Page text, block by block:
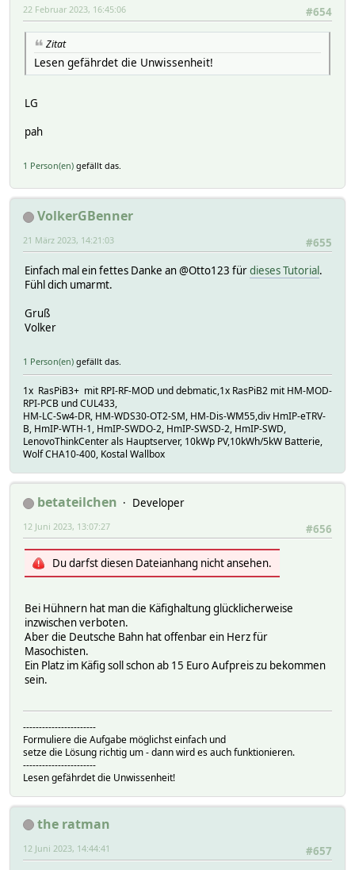
#654
22 Februar 2023, 16:45:06
Zitat
Lesen gefährdet die Unwissenheit!
LG
pah
1 Person(en) gefällt das.
VolkerGBenner
#655
21 März 2023, 14:21:03
Einfach mal ein fettes Danke an @Otto123 fürdieses Tutorial.
Fühl dich umarmt.
Gruß
Volker
1 Person(en) gefällt das.
1x RasPiB3+ mit RPI-RF-MOD und debmatic,1x RasPiB2 mit HM-MOD-
RPI-PCB und CUL433,
HM-LC-Sw4-DR, HM-WDS30-OT2-SM, HM-Dis-WM55,div HmIP-eTRV-
B, HmIP-WTH-1, HmIP-SWDO-2, HmIP-SWSD-2, HmIP-SWD,
LenovoThinkCenter als Hauptserver, 10kWp PV,10kWh/5kW Batterie,
Wolf CHA10-400, Kostal Wallbox
betateilchen
Developer
#656
12 Juni 2023, 13:07:27
Du darfst diesen Dateianhang nicht ansehen.
Bei Hühnern hat man die Käfighaltung glücklicherweise
inzwischen verboten.
Aber die Deutsche Bahn hat offenbar ein Herz für
Masochisten.
Ein Platz im Käfig soll schon ab 15 Euro Aufpreis zu bekommen
sein.
-----------------------
Formuliere die Aufgabe möglichst einfach und
setze die Lösung richtig um - dann wird es auch funktionieren.
-----------------------
Lesen gefährdet die Unwissenheit!
the ratman
#657
12 Juni 2023, 14:44:41